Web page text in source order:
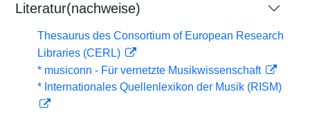
Literatur(nachweise)
Thesaurus des Consortium of European Research
Libraries (CERL)
* musiconn - Für vernetzte Musikwissenschaft
* Internationales Quellenlexikon der Musik (RISM)